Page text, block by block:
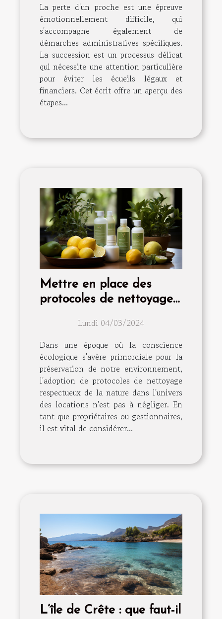
La perte d'un proche est une épreuve
émotionnellement difficile, qui
s'accompagne également de
démarches administratives spécifiques.
La succession est un processus délicat
qui nécessite une attention particulière
pour éviter les écueils légaux et
financiers. Cet écrit offre un aperçu des
étapes...
Mettre en place des
protocoles de nettoyage
locationsLundi 04/03/2024
Dans une époque où la conscience
écologique s'avère primordiale pour la
préservation de notre environnement,
l'adoption de protocoles de nettoyage
respectueux de la nature dans l'univers
des locations n'est pas à négliger. En
tant que propriétaires ou gestionnaires,
il est vital de considérer...
L’île de Crête : que faut-il